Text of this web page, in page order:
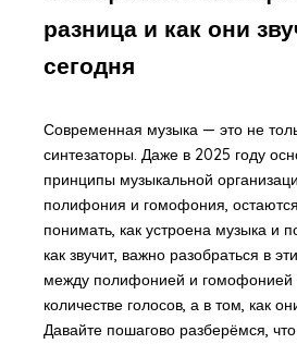
разница и как они
сегодня
Современная музыка — это не
синтезаторы. Даже в 2025 году
принципы музыкальной
полифония и гомофония,
понимать, как устроена музыка и
как звучит, важно разобраться в
между полифонией и гомофонией
количестве голосов, а в том, как
Давайте пошагово разберёмся,